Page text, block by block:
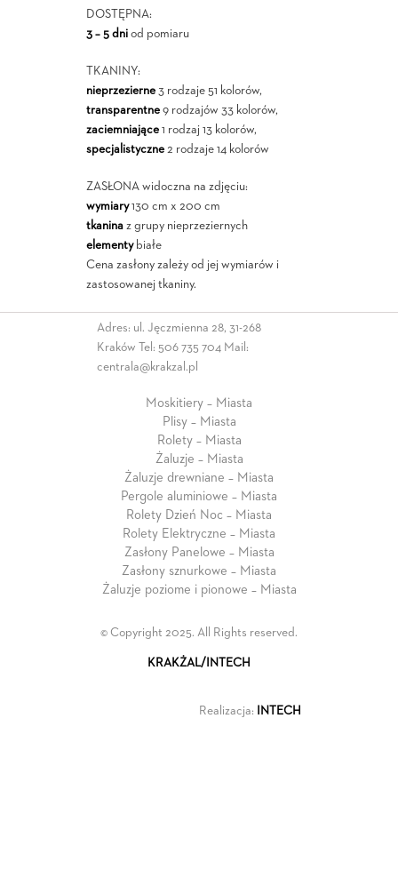
DOSTĘPNA:
3 – 5 dniod pomiaru
TKANINY:
nieprzezierne3 rodzaje 51 kolorów,
transparentne9 rodzajów 33 kolorów,
zaciemniające1 rodzaj 13 kolorów,
specjalistyczne2 rodzaje 14 kolorów
ZASŁONA widoczna na zdjęciu:
wymiary130 cm x 200 cm
tkaninaz grupy nieprzeziernych
elementybiałe
Cena zasłony zależy od jej wymiarów i
zastosowanej tkaniny.
Adres: ul. Jęczmienna 28, 31-268
Kraków Tel: 506 735 704 Mail:
centrala@krakzal.pl
Moskitiery – Miasta
Plisy – Miasta
Rolety – Miasta
Żaluzje – Miasta
Żaluzje drewniane – Miasta
Pergole aluminiowe – Miasta
Rolety Dzień Noc – Miasta
Rolety Elektryczne – Miasta
Zasłony Panelowe – Miasta
Zasłony sznurkowe – Miasta
Żaluzje poziome i pionowe – Miasta
© Copyright 2025. All Rights reserved.
KRAKŻAL/INTECH
Realizacja: INTECH